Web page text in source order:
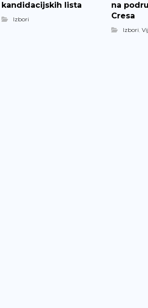
kandidacijskih lista
Izbori
na
Cresa
Izbori,